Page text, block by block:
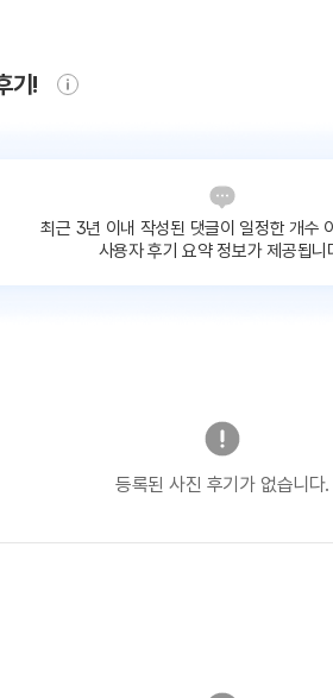
기!
최근 3년 이내 작성된 댓글이 일정한 개수
사용자 후기 요약 정보가 제공됩니
등록된 사진 후기가 없습니다.